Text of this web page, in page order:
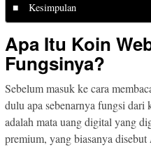
Kesimpulan
Apa Itu Koin
Fungsinya?
Sebelum masuk ke cara
dulu apa sebenarnya fungsi
adalah mata uang digital yang
premium, yang biasanya disebut